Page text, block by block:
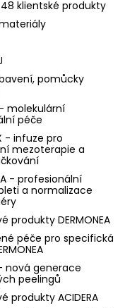
48 klientské produkty
pomůcky
- molekulární
péče
- infuze pro
mezoterapie a
- profesionální
a normalizace
produkty DERMONEA
péče pro specifická
- nová generace
peelingů
produkty ACIDERA